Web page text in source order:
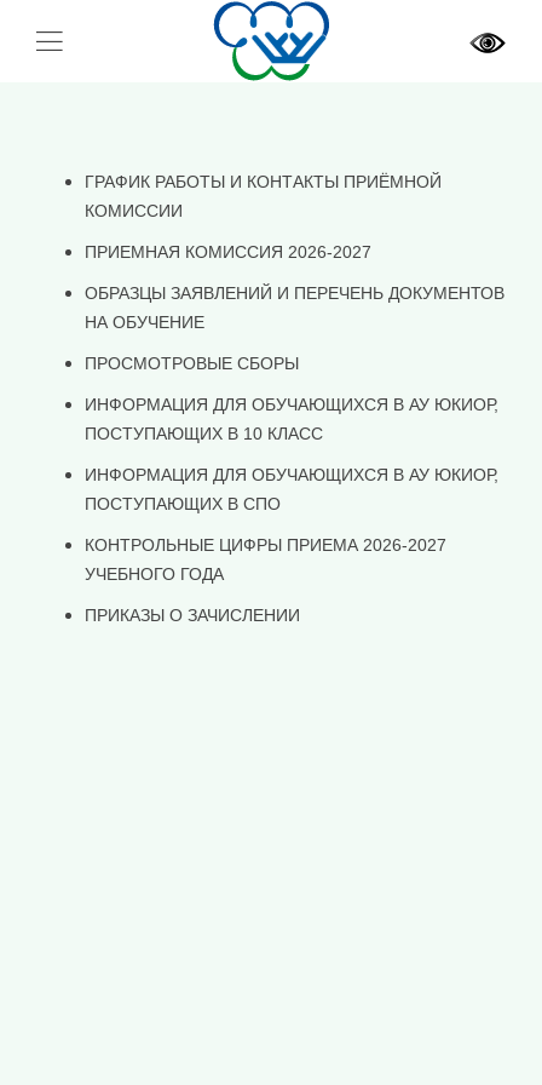
ГРАФИК РАБОТЫ И КОНТАКТЫ ПРИЁМНОЙ
КОМИССИИ
ПРИЕМНАЯ КОМИССИЯ 2026-2027
ОБРАЗЦЫ ЗАЯВЛЕНИЙ И ПЕРЕЧЕНЬ ДОКУМЕНТОВ
НА ОБУЧЕНИЕ
ПРОСМОТРОВЫЕ СБОРЫ
ИНФОРМАЦИЯ ДЛЯ ОБУЧАЮЩИХСЯ В АУ ЮКИОР,
ПОСТУПАЮЩИХ В 10 КЛАСС
ИНФОРМАЦИЯ ДЛЯ ОБУЧАЮЩИХСЯ В АУ ЮКИОР,
ПОСТУПАЮЩИХ В СПО
КОНТРОЛЬНЫЕ ЦИФРЫ ПРИЕМА 2026-2027
УЧЕБНОГО ГОДА
ПРИКАЗЫ О ЗАЧИСЛЕНИИ